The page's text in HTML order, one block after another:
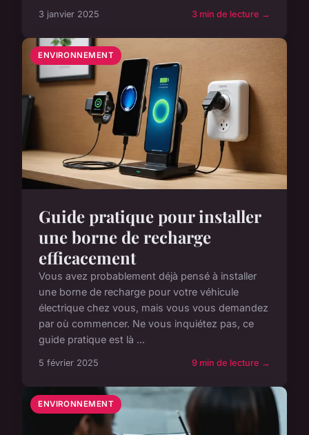
3 janvier 2025 3 min de lecture →
ENVIRONNEMENT
Guide pratique pour installer
une borne de recharge
efficacement
Vous avez probablement déjà pensé à installer
une borne de recharge pour votre véhicule
électrique chez vous, mais vous vous demandez
par où commencer. Ne vous inquiétez pas, ce
guide pratique est là ...
5 février 2025 9 min de lecture →
ENVIRONNEMENT